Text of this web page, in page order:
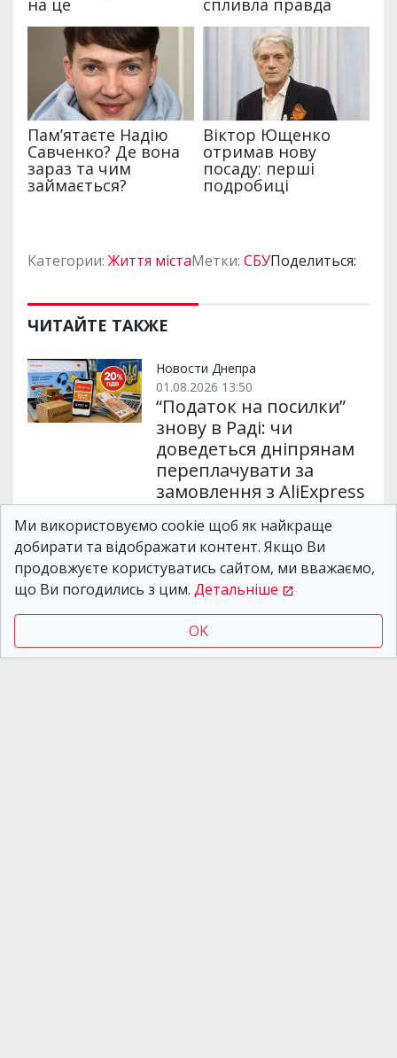
Категории: Життя містаМетки: СБУПоделиться:
ЧИТАЙТЕ ТАКЖЕ
Новости Днепра
01.08.2026 13:50
“Податок на посилки”
знову в Раді: чи
доведеться дніпрянам
переплачувати за
замовлення з AliExpress
і Temu
Новости Днепра
05.08.2026 09:41
оформлення учнівських
квитків для
Ми використовуємо cookie щоб як найкраще
добирати та відображати контент. Якщо Ви
продовжуєте користуватись сайтом, ми вважаємо,
що Ви погодились з цим. Детальніше
OK